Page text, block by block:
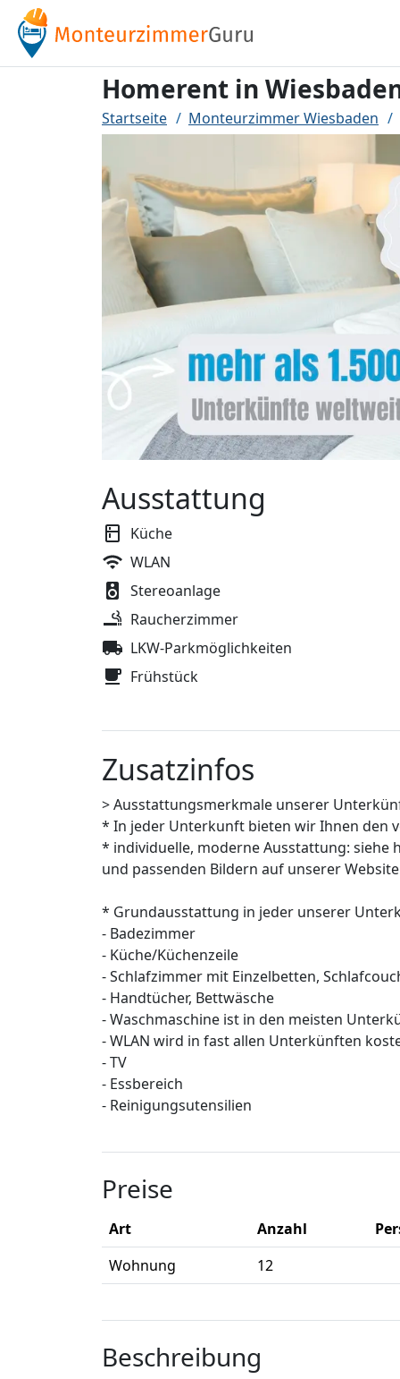
Homerent in
Startseite Monteurzimmer Wiesbaden
Ausstattung
Küche
WLAN
Stereoanlage
Raucherzimmer
LKW-Parkmöglichkeiten
Frühstück
Zusatzinfos
> Ausstattungsmerkmale unserer
* In jeder Unterkunft bieten wir Ihnen den
* individuelle, moderne Ausstattung: siehe
und passenden Bildern auf unserer Website
* Grundausstattung in jeder unserer
- Badezimmer
- Küche/Küchenzeile
- Schlafzimmer mit Einzelbetten,
- Handtücher, Bettwäsche
- Waschmaschine ist in den meisten
- WLAN wird in fast allen Unterkünften
- TV
- Essbereich
- Reinigungsutensilien
Preise
Art Anzahl
Wohnung
12
Beschreibung